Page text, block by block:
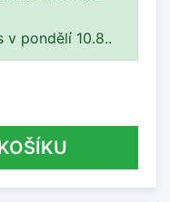
v pondělí 10.8..